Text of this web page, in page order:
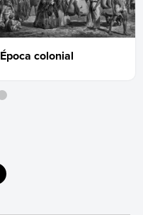
Época colonial